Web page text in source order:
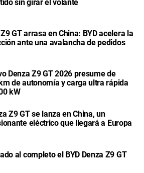
sin girar el volante
GT arrasa en China: BYD acelera la
ante una avalancha de pedidos
Denza Z9 GT 2026 presume de
de autonomía y carga ultra rápida
kW
Z9 GT se lanza en China, un
eléctrico que llegará a Europa
al completo el BYD Denza Z9 GT